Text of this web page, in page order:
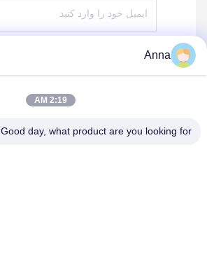
Anna
2:19 AM
Good day, what product are you looking for?